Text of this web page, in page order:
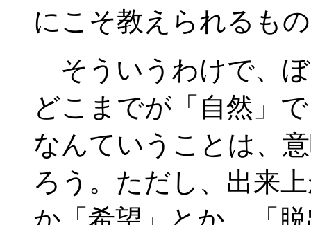
にこそ教えられるも
そういうわけで、
どこまでが「自然」
なんていうことは、
ろう。ただし、出来